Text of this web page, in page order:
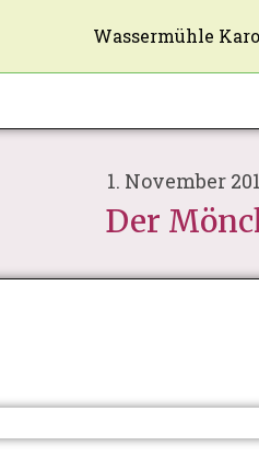
Wassermühle
1. November
Der